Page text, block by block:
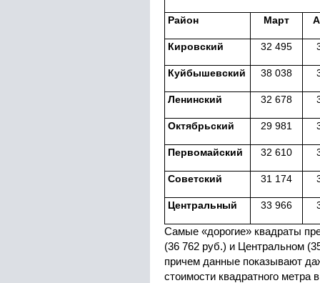
Район Март
Кировский 32 495
Куйбышевский 38 038
Ленинский 32 678
Октябрьский 29 981
Первомайский 32 610
Советский 31 174
Центральный 33 966
Самые «дорогие» квадраты
(36 762 руб.) и Центральном
причем данные показывают
стоимости квадратного метра